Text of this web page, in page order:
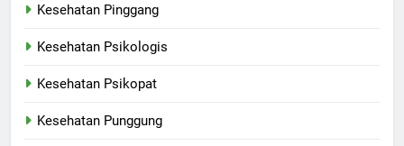
Kesehatan Pinggang
Kesehatan Psikologis
Kesehatan Psikopat
Kesehatan Punggung